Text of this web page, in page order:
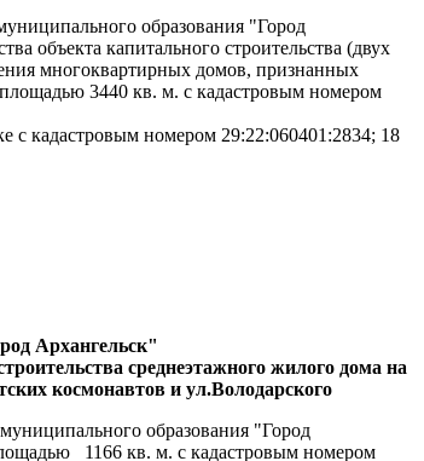
образования "Город
объекта капитального строительства (двух
многоквартирных домов, признанных
3440 кв. м. с кадастровым номером
с кадастровым номером 29:22:060401:2834; 18
Архангельск"
среднеэтажного жилого дома на
космонавтов и ул.Володарского
образования "Город
1166 кв. м. с кадастровым номером